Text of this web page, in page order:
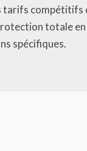
compétitifs
totale en
spécifiques.